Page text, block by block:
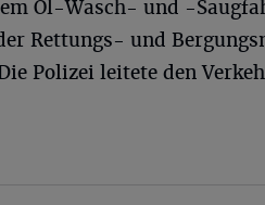
Öl-Wasch- und -
Rettungs- und
Polizei leitete den